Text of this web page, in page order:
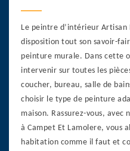
Le peintre d’intérieur
disposition tout son savoir-
peinture murale. Dans cette
intervenir sur toutes les
coucher, bureau, salle de
choisir le type de peinture
maison. Rassurez-vous, avec
à Campet Et Lamolere, vous
habitation comme il faut et